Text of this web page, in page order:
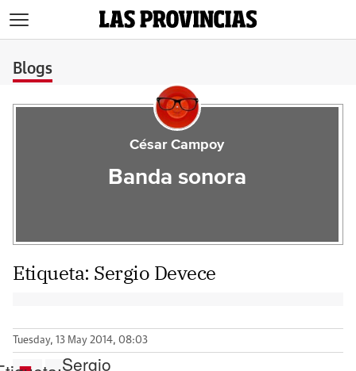
Blogs
César Campoy
Banda sonora
Etiqueta: Sergio Devece
Tuesday, 13 May 2014, 08:03
Sergio